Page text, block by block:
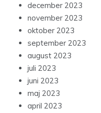
december 2023
november 2023
oktober 2023
september 2023
august 2023
juli 2023
juni 2023
maj 2023
april 2023